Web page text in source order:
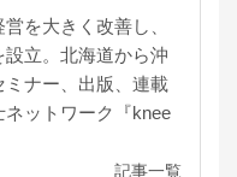
を大きく改善し、
立。北海道から沖
ナー、出版、連載
ットワーク『knee
記事一覧